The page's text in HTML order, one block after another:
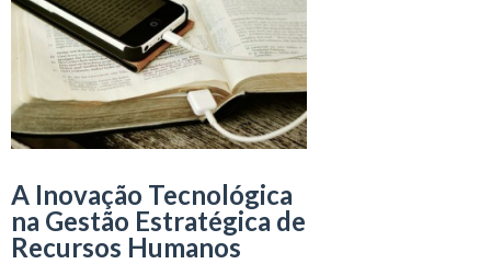
A Inovação Tecnológica
na Gestão Estratégica de
Recursos Humanos